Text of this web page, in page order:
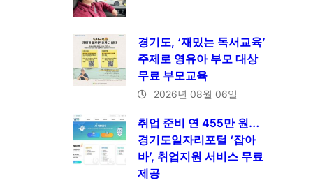
경기도, ‘재밌는 독서교육’
주제로 영유아 부모 대상
무료 부모교육
2026년 08월 06일
취업 준비 연 455만 원…
경기도일자리포털 ‘잡아
바’, 취업지원 서비스 무료
제공